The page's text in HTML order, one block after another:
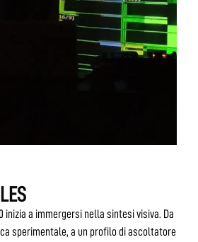
inizia a immergersi nella sintesi visiva. Da
sperimentale, a un profilo di ascoltatore